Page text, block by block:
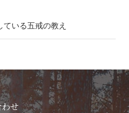
いる五戒の教え
せ